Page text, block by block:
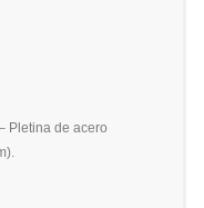
Pletina de acero